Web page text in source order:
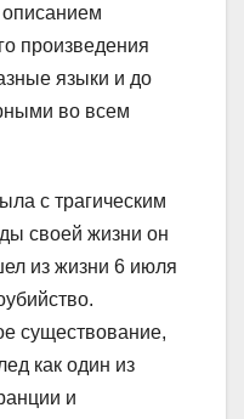
описанием
произведения
языки и до
во всем
с трагическим
своей жизни он
из жизни 6 июля
существование,
как один из
и